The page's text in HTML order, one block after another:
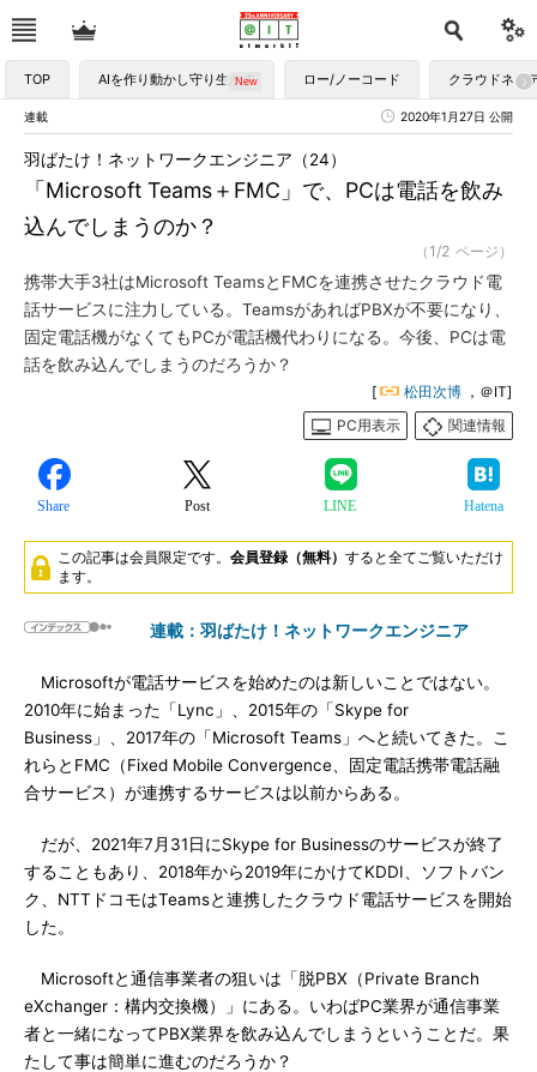
TOP AIを作り動かし守り生かす ロー/ノーコード クラウドネイ
連載 2020年1月27日 公開
「Microsoft Teams＋FMC」で、PCは電話を飲み
込んでしまうのか？
羽ばたけ！ネットワークエンジニア（24）
（1/2 ページ）
携帯大手3社はMicrosoft TeamsとFMCを連携させたクラウド電
話サービスに注力している。TeamsがあればPBXが不要になり、
固定電話機がなくてもPCが電話機代わりになる。今後、PCは電
話を飲み込んでしまうのだろうか？
[ 松田次博 ，＠IT]
PC用表示
関連情報
Share Post LINE Hatena
この記事は会員限定です。 会員登録（無料） すると全てご覧いただけ
ます。
連載：羽ばたけ！ネットワークエンジニア
Microsoftが電話サービスを始めたのは新しいことではない。
2010年に始まった「Lync」、2015年の「Skype for
Business」、2017年の「Microsoft Teams」へと続いてきた。こ
れらとFMC（Fixed Mobile Convergence、固定電話携帯電話融
合サービス）が連携するサービスは以前からある。
だが、2021年7月31日にSkype for Businessのサービスが終了
することもあり、2018年から2019年にかけてKDDI、ソフトバン
ク、NTTドコモはTeamsと連携したクラウド電話サービスを開始
した。
Microsoftと通信事業者の狙いは「脱PBX（Private Branch
eXchanger：構内交換機）」にある。いわばPC業界が通信事業
者と一緒になってPBX業界を飲み込んでしまうということだ。果
たして事は簡単に進むのだろうか？